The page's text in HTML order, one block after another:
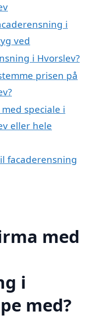
i
ved
i Hvorslev?
prisen på
speciale i
eller hele
facaderensning
med
i
med?